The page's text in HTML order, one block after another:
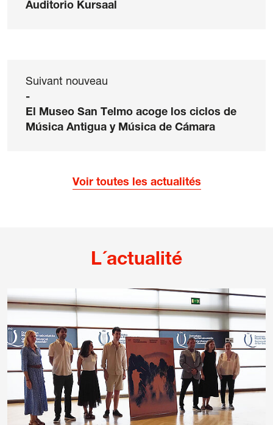
Auditorio Kursaal
Suivant nouveau
-
El Museo San Telmo acoge los ciclos de
Música Antigua y Música de Cámara
Voir toutes les actualités
L´actualité